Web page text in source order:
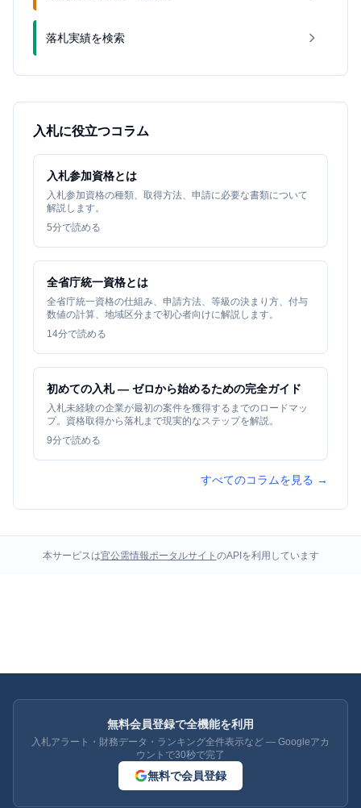
落札実績を検索
入札に役立つコラム
入札参加資格とは
入札参加資格の種類、取得方法、申請に必要な書類について
解説します。
5分で読める
全省庁統一資格とは
全省庁統一資格の仕組み、申請方法、等級の決まり方、付与
数値の計算、地域区分まで初心者向けに解説します。
14分で読める
初めての入札 — ゼロから始めるための完全ガイド
入札未経験の企業が最初の案件を獲得するまでのロードマッ
プ。資格取得から落札まで現実的なステップを解説。
9分で読める
すべてのコラムを見る →
本サービスは官公需情報ポータルサイト のAPIを利用しています
無料会員登録で全機能を利用
入札アラート・財務データ・ランキング全件表示など — Googleアカ
ウントで30秒で完了
無料で会員登録